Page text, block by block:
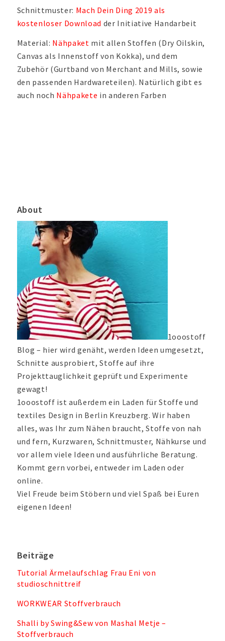
Schnittmuster: Mach Dein Ding 2019 als
kostenloser Download der Initiative Handarbeit
Material: Nähpaket mit allen Stoffen (Dry Oilskin,
Canvas als Innenstoff von Kokka), und dem
Zubehör (Gurtband von Merchant and Mills, sowie
den passenden Hardwareteilen). Natürlich gibt es
auch noch Nähpakete in anderen Farben
About
1ooostoff
Blog – hier wird genäht, werden Ideen umgesetzt,
Schnitte ausprobiert, Stoffe auf ihre
Projekttauglichkeit geprüft und Experimente
gewagt!
1ooostoff ist außerdem ein Laden für Stoffe und
textiles Design in Berlin Kreuzberg. Wir haben
alles, was Ihr zum Nähen braucht, Stoffe von nah
und fern, Kurzwaren, Schnittmuster, Nähkurse und
vor allem viele Ideen und ausführliche Beratung.
Kommt gern vorbei, entweder im Laden oder
online.
Viel Freude beim Stöbern und viel Spaß bei Euren
eigenen Ideen!
Beiträge
Tutorial Ärmelaufschlag Frau Eni von
studioschnittreif
WORKWEAR Stoffverbrauch
Shalli by Swing&Sew von Mashal Metje –
Stoffverbrauch